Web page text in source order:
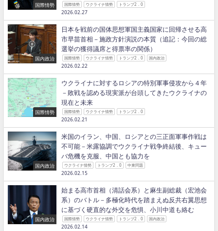
国際情勢 国際情勢 ウクライナ情勢 トランプ2．0
2026.02.27
国内政治
日本を戦前の国体思想軍国主義国家に回帰させる高
市早苗首相－施政方針演説の本質（追記：今回の総
選挙の獲得議席と得票率の関係）
国際情勢 ウクライナ情勢 トランプ2．0 国内政治
2026.02.22
国際情勢
ウクライナに対するロシアの特別軍事侵攻から４年
－敗戦を認める現実派が台頭してきたウクライナの
現在と未来
国際情勢 ウクライナ情勢 トランプ2．0
2026.02.21
国内政治
米国のイラン、中国、ロシアとの三正面軍事作戦は
不可能－米露協調でウクライナ戦争終結後、キュー
バ危機を克服、中国とも協力を
ウクライナ情勢 トランプ2．0 中東問題
2026.02.15
国内政治
始まる高市首相（清話会系）と麻生副総裁（宏池会
系）のバトル－多極化時代を踏まえぬ反共右翼思想
に基づく硬直的な外交を危惧、小川中道も絡む
国際情勢 ウクライナ情勢 トランプ2．0 国内政治
2026.02.14